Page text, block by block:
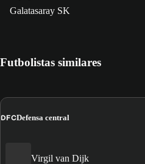
Galatasaray SK
Futbolistas similares
DFCDefensa central
Virgil van Dijk